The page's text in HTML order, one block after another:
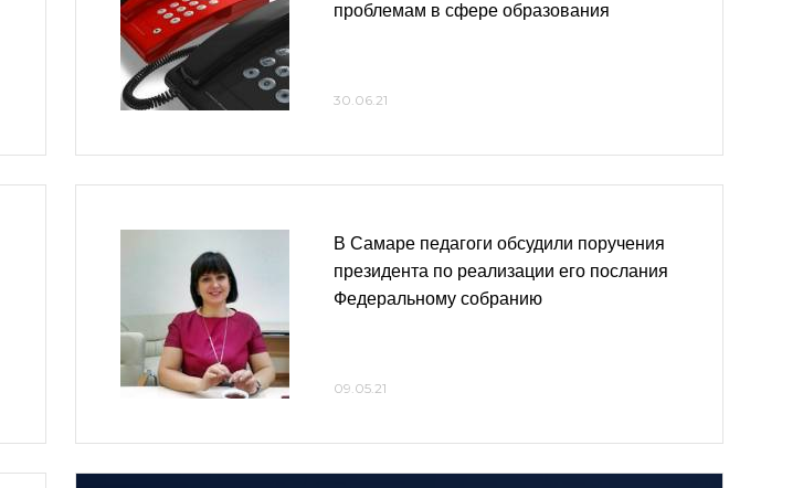
проблемам в сфере образования
30.06.21
В Самаре педагоги обсудили поручения
президента по реализации его послания
Федеральному собранию
09.05.21